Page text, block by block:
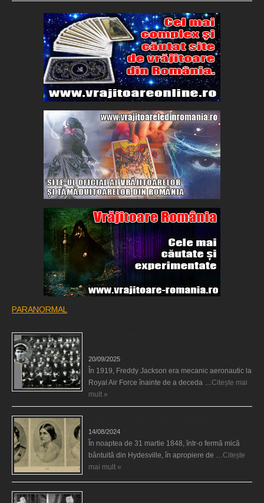
PARANORMAL
20/09/2025
În 1919, Freddy Jackson era mecanic aeronautic la
Royal Air Force înainte de a deceda …Citește mai
mult »
14/08/2024
În noaptea de 31 martie 1848, într-o fermă mică
bântuită din Hydesville, în apropiere de …Citește
mai mult »